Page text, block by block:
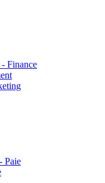
Finance
Paie